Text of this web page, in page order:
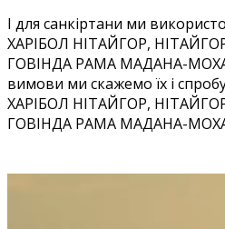
І для санкіртани ми
ХАРІБОЛ НІТАЙГОР,
ГОВІНДА РАМА МАДАНА-
вимови ми скажемо їх і
ХАРІБОЛ НІТАЙГОР,
ГОВІНДА РАМА МАДАНА-